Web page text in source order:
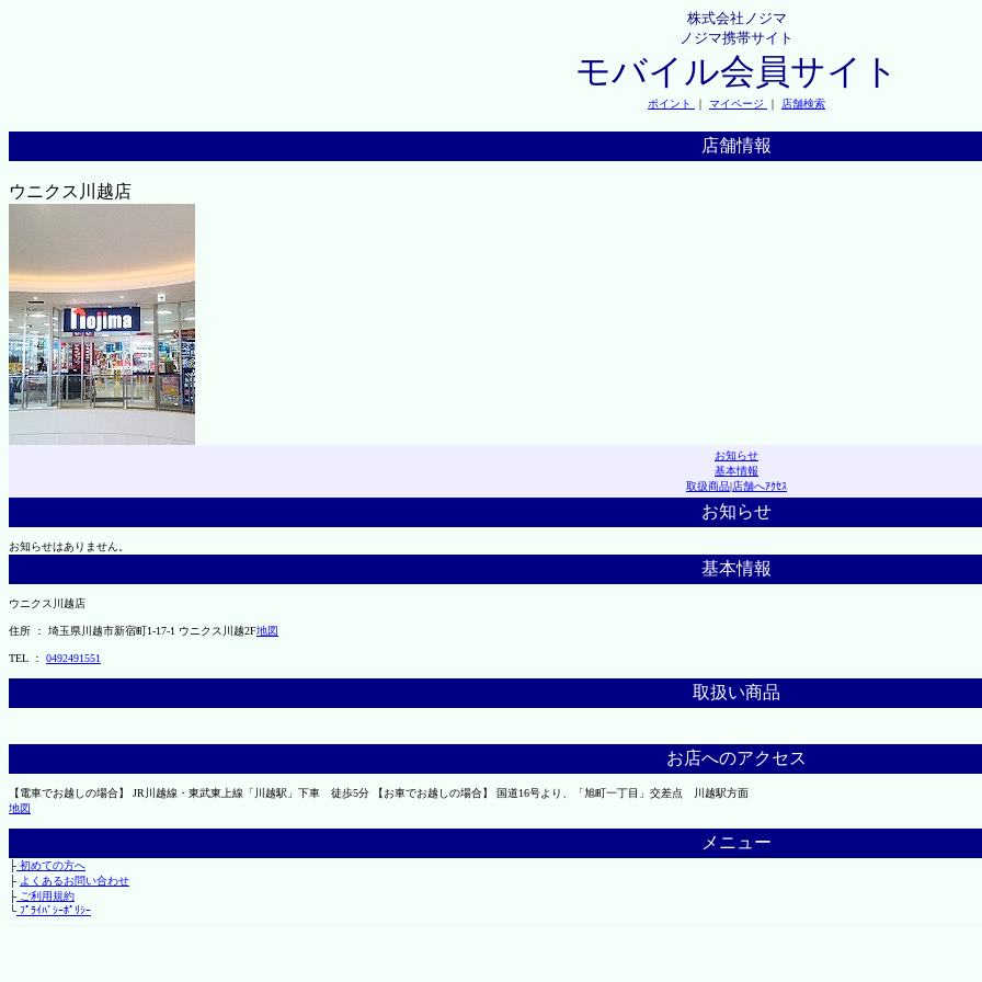
株式会社ノジマ
ノジマ携帯サイト
モバイル会員サイト
ポイント ｜ マイページ ｜ 店舗検索
店舗情報
ウニクス川越店
お知らせ
基本情報
取扱商品|店舗へｱｸｾｽ
お知らせ
お知らせはありません。
基本情報
ウニクス川越店
住所 ： 埼玉県川越市新宿町1-17-1 ウニクス川越2F地図
TEL ： 0492491551
取扱い商品
お店へのアクセス
【電車でお越しの場合】 JR川越線・東武東上線「川越駅」下車 徒歩5分 【お車でお越しの場合】 国道16号より、「旭町一丁目」交差点 川越駅方面
地図
メニュー
├初めての方へ
├ よくあるお問い合わせ
├ご利用規約
└ﾌﾟﾗｲﾊﾞｼｰﾎﾟﾘｼｰ